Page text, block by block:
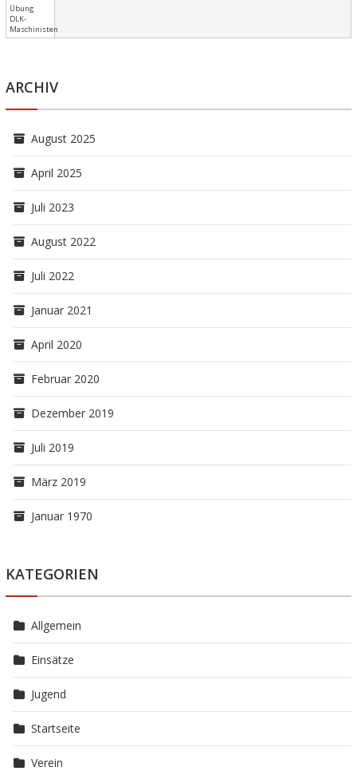
Übung
DLK-
Maschinisten
ARCHIV
August 2025
April 2025
Juli 2023
August 2022
Juli 2022
Januar 2021
April 2020
Februar 2020
Dezember 2019
Juli 2019
März 2019
Januar 1970
KATEGORIEN
Allgemein
Einsätze
Jugend
Startseite
Verein